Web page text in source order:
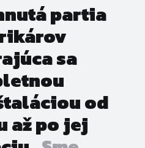
partia
sa
od
až po jej